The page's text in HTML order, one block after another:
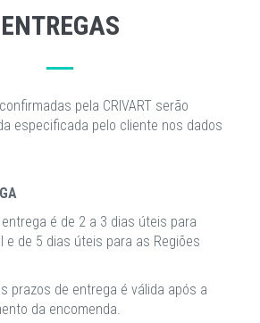
ENTREGAS
pela CRIVART serão
especificada pelo cliente nos dados
é de 2 a 3 dias úteis para
e de 5 dias úteis para as Regiões
prazos de entrega é válida após a
da encomenda.